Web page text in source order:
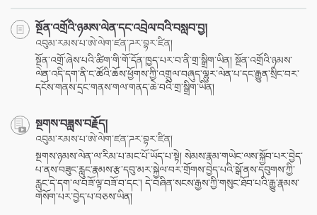
སྔོན་འགྲོའི་ཉམས་ལེན་དང་འབྲེལ་བའི་བསླབ་བྱ།
འབུམ་རམས་པ་ཨེ་ལེག་ཛན་ཌར་བྷར་ཛིན།
སྔོན་འགྲོ་ཞེས་པའི་ཚིག་གི་གོ་དོན་ཁྱད་པར་བ་ནི་གྲ་སྒྲིག་ཡིན། སྔོན་འགྲོའི་ཉམས་
ལེན་འདི་དག་ནི་ང་ཚོའི་ཆོས་ཕྱོགས་ཀྱི་འགྲུལ་བཞུད་ལྷུར་ལེན་པ་དང་རྒྱུན་སྲིང་བར་
དངོས་གནས་དྲང་གནས་གལ་གནད་ཆེ་བའི་གྲ་སྒྲིག་ཡིན།
སྔགས་བཟླས་བརྗོད།
འབུམ་རམས་པ་ཨེ་ལེག་ཛན་ཌར་བྷར་ཛིན།
སྔགས་ཉམས་ལེན་ལ་རིམ་པ་མང་པོ་ཡོད་པ་སྟེ། སེམས་རྣམ་གཡེང་ལས་སྐྱོབ་པར་བྱེད་
པ་ནས་བཟུང་རླུང་རྣམས་རྩ་དབུ་མར་སྐྱེལ་བར་གྲོགས་བྱེད་པའི་སྒོ་ནས་དབུགས་ཀྱི་
རླུང་དེ་དག་ལ་བཟོ་ལྟ་བཟོ་བ་དང་། དེ་བཞིན་སངས་རྒྱས་ཀྱི་གསུང་ཐོབ་པའི་རྒྱུ་རྣམས་
གསོག་པར་བྱེད་པ་བཅས་ཡིན།